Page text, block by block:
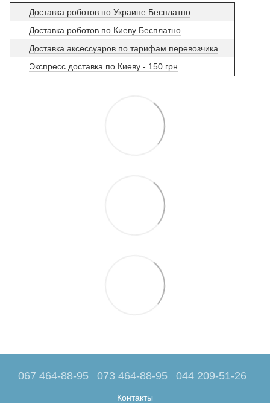
Доставка роботов по Украине Бесплатно
Доставка роботов по Киеву Бесплатно
Доставка аксессуаров по тарифам перевозчика
Экспресс доставка по Киеву - 150 грн
067 464-88-95 073 464-88-95 044 209-51-26
Контакты